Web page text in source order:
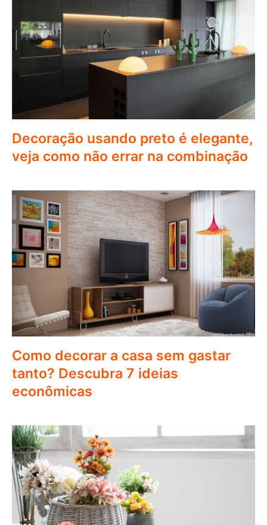
Decoração usando preto é elegante,
veja como não errar na combinação
Como decorar a casa sem gastar
tanto? Descubra 7 ideias
econômicas